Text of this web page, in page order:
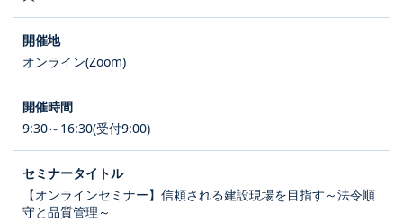
オンライン(Zoom)
9:30～16:30(受付9:00)
【オンラインセミナー】信頼される建設現場を目指す～法令順
守と品質管理～